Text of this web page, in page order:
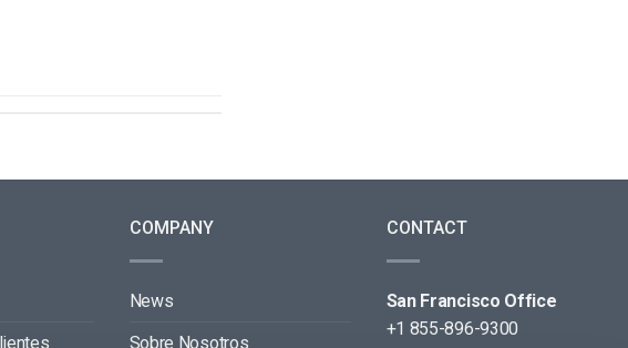
COMPANY
News
Sobre Nosotros
CONTACT
San Francisco Office
+1 855-896-9300